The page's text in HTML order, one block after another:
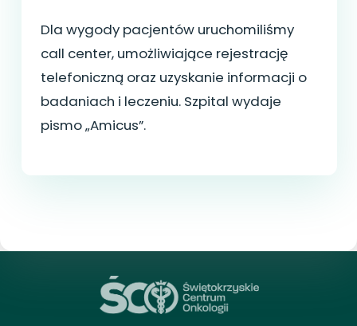
Dla wygody pacjentów uruchomiliśmy
call center, umożliwiające rejestrację
telefoniczną oraz uzyskanie informacji o
badaniach i leczeniu. Szpital wydaje
pismo „Amicus”.